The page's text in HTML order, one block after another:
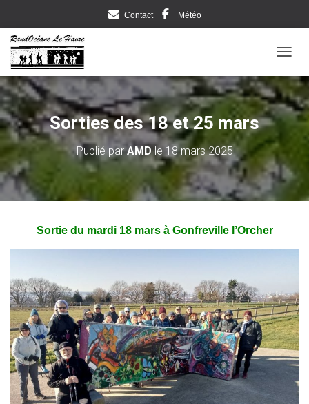
Contact Météo
Sorties des 18 et 25 mars
Publié parAMDle 18 mars 2025
Sortie du mardi 18 mars à Gonfreville l’Orcher